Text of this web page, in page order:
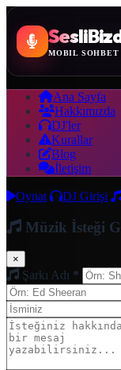
MOBİL SOHBET
Ana Sayfa
Hakkımızda
DJ'ler
Kurallar
Blog
İletişim
Oynat DJ Girişi
Müzik İsteği
×
Şarkı Adı *